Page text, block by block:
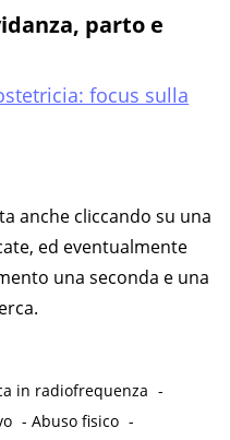
parto e
focus sulla
anche cliccando su una
ed eventualmente
una seconda e una
in radiofrequenza -
-Abuso fisico -